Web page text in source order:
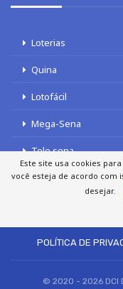
Loterias
Quina
Lotofácil
Mega-Sena
Tele sena
POLÍTICA DE
© 2020 - 2026 DCI
Este site usa cookies
você esteja de acordo com
desejar.